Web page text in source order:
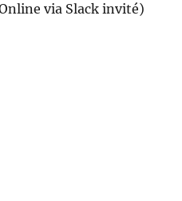
via Slack invité)